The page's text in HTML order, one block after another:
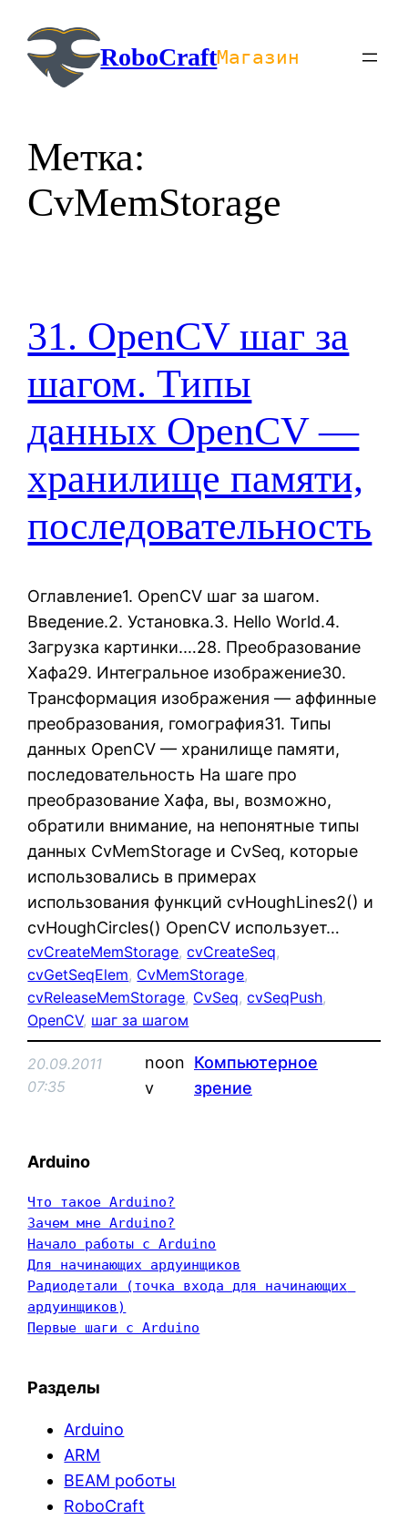
содержимомуRoboCraftМагазин
Метка:
CvMemStorage
31. OpenCV шаг за
шагом. Типы
данных OpenCV —
хранилище памяти,
последовательность
Оглавление1. OpenCV шаг за шагом.
Введение.2. Установка.3. Hello World.4.
Загрузка картинки.…28. Преобразование
Хафа29. Интегральное изображение30.
Трансформация изображения — аффинные
преобразования, гомография31. Типы
данных OpenCV — хранилище памяти,
последовательность На шаге про
преобразование Хафа, вы, возможно,
обратили внимание, на непонятные типы
данных CvMemStorage и CvSeq, которые
использовались в примерах
использования функций cvHoughLines2() и
cvHoughCircles() OpenCV использует…
cvCreateMemStorage, cvCreateSeq
cvGetSeqElem, CvMemStorage
cvReleaseMemStorage, CvSeq, cvSeqPush
OpenCV, шаг за шагом
20.09.2011
07:35
noon
v
Компьютерное
зрение
Arduino
Что такое Arduino?
Зачем мне Arduino?
Начало работы с Arduino
Для начинающих ардуинщиков
Радиодетали (точка входа для начинающих
ардуинщиков)
Первые шаги с Arduino
Разделы
Arduino
ARM
BEAM роботы
RoboCraft